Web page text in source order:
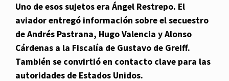
Uno de esos sujetos era Ángel Restrepo. El
aviador entregó información sobre el secuestro
de Andrés Pastrana, Hugo Valencia y Alonso
Cárdenas a la Fiscalía de Gustavo de Greiff.
También se convirtió en contacto clave para las
autoridades de Estados Unidos.